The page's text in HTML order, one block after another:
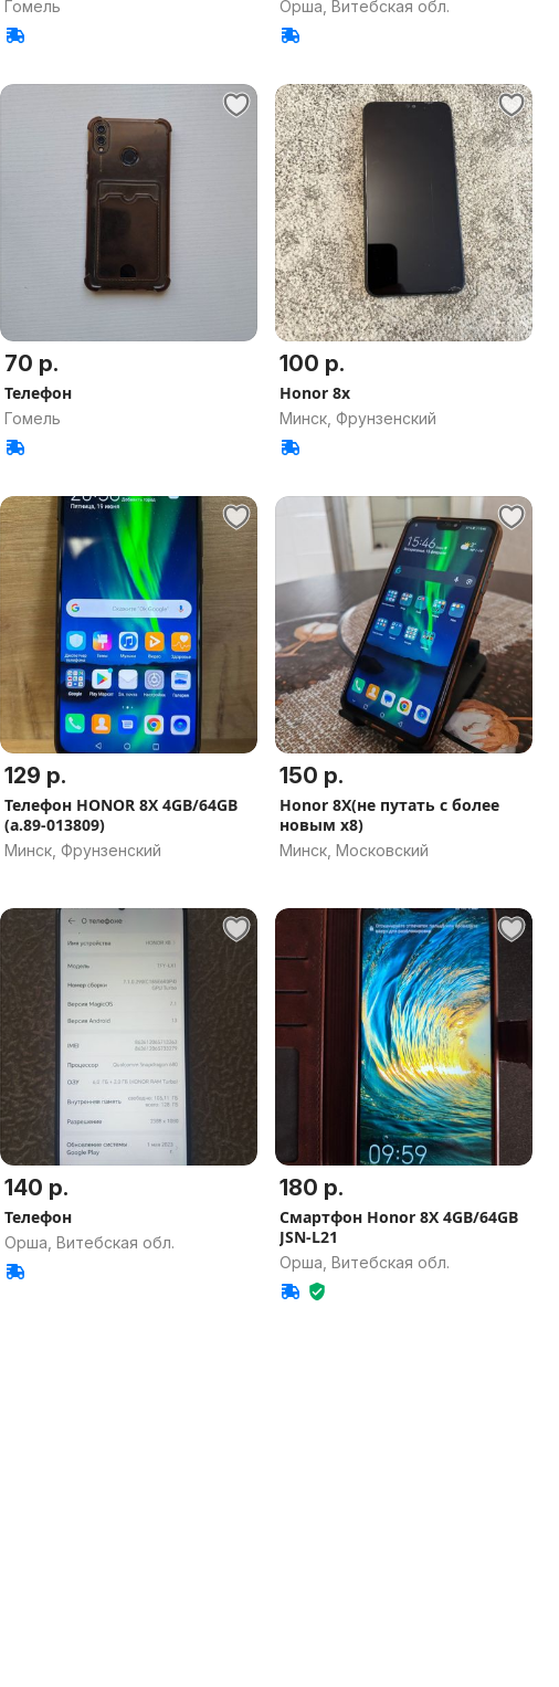
Гомель Орша, Витебская обл.
70 р.
Телефон
Гомель
100 р.
Honor 8x
Минск, Фрунзенский
129 р.
Телефон HONOR 8X 4GB/64GB
(а.89-013809)
Минск, Фрунзенский
150 р.
Honor 8X(не путать с более
новым x8)
Минск, Московский
140 р.
Телефон
Орша, Витебская обл.
180 р.
Смартфон Honor 8X 4GB/64GB
JSN-L21
Орша, Витебская обл.